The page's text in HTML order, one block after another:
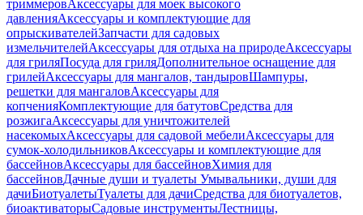
триммеровАксессуары для моек высокого
давленияАксессуары и комплектующие для
опрыскивателейЗапчасти для садовых
измельчителейАксессуары для отдыха на природеАксессуары
для гриляПосуда для гриляДополнительное оснащение для
грилейАксессуары для мангалов, тандыровШампуры,
решетки для мангаловАксессуары для
копченияКомплектующие для батутовСредства для
розжигаАксессуары для уничтожителей
насекомыхАксессуары для садовой мебелиАксессуары для
сумок-холодильниковАксессуары и комплектующие для
бассейновАксессуары для бассейновХимия для
бассейновДачные души и туалеты Умывальники, души для
дачиБиотуалетыТуалеты для дачиСредства для биотуалетов,
биоактиваторыСадовые инструментыЛестницы,